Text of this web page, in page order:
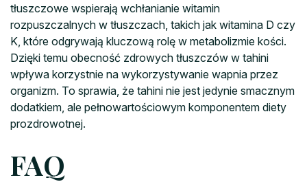
tłuszczowe wspierają wchłanianie witamin
rozpuszczalnych w tłuszczach, takich jak witamina D czy
K, które odgrywają kluczową rolę w metabolizmie kości.
Dzięki temu obecność zdrowych tłuszczów w tahini
wpływa korzystnie na wykorzystywanie wapnia przez
organizm. To sprawia, że tahini nie jest jedynie smacznym
dodatkiem, ale pełnowartościowym komponentem diety
prozdrowotnej.
FAQ